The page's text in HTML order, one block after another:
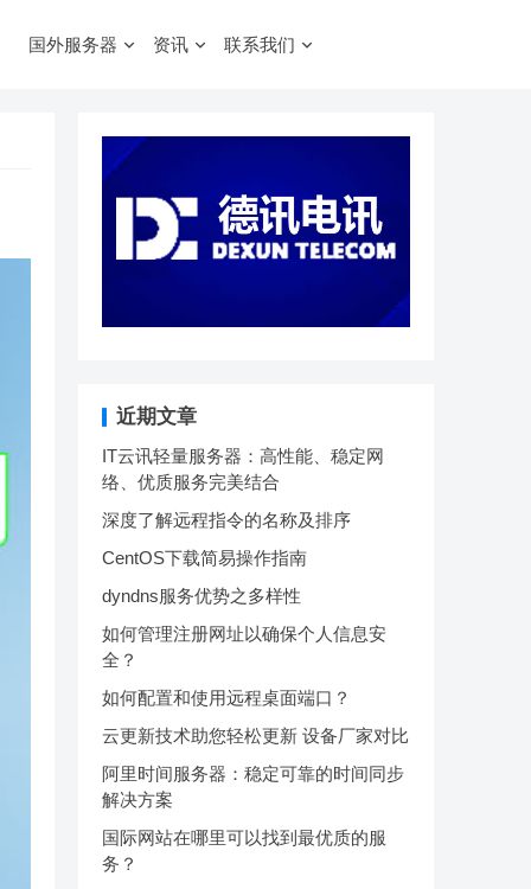
国外服务器 资讯 联系我们
近期文章
IT云讯轻量服务器：高性能、稳定网
络、优质服务完美结合
深度了解远程指令的名称及排序
CentOS下载简易操作指南
dyndns服务优势之多样性
如何管理注册网址以确保个人信息安
全？
如何配置和使用远程桌面端口？
云更新技术助您轻松更新 设备厂家对比
阿里时间服务器：稳定可靠的时间同步
解决方案
国际网站在哪里可以找到最优质的服
务？